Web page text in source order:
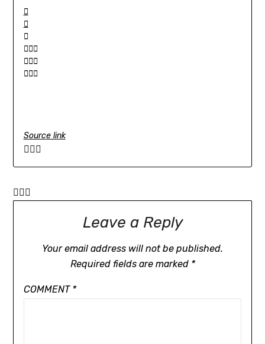
Source link
Leave a Reply
Your email address will not be published.
Required fields are marked *
COMMENT *